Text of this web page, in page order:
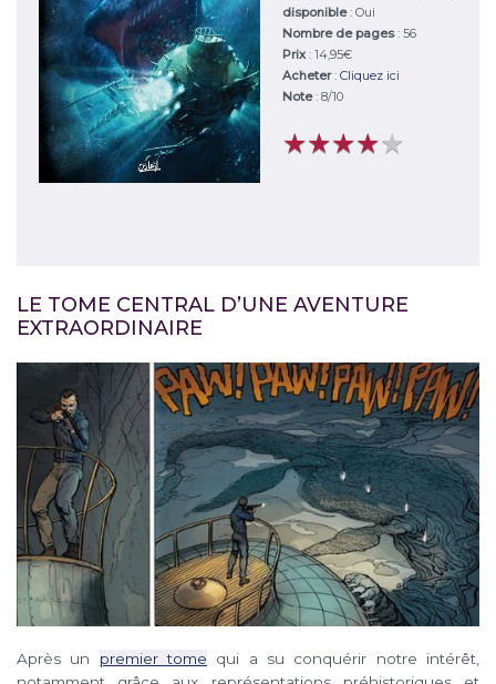
disponible: Oui
Nombre de pages: 56
Prix: 14,95€
Acheter: Cliquez ici
Note: 8/10
★★★★★
★★★★★
LE TOME CENTRAL D’UNE AVENTURE
EXTRAORDINAIRE
Après un premier tome qui a su conquérir notre intérêt,